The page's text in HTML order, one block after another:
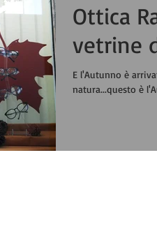
Ottica
vetrine
E l'Autunno è
natura...questo è